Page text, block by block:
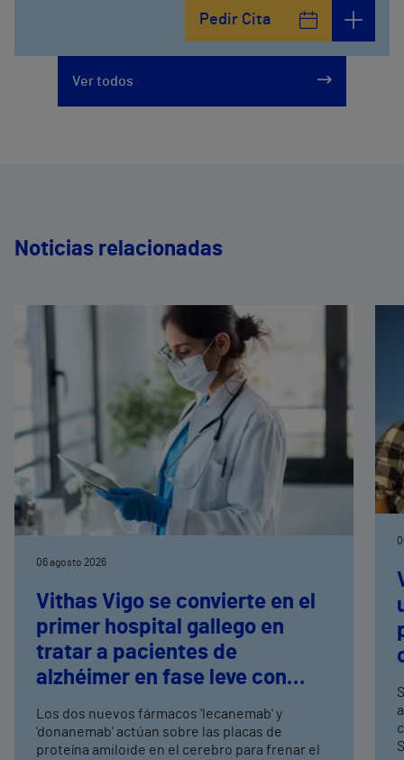
Pedir Cita
Ver todos
Noticias relacionadas
06 agosto 2026
Vithas Vigo se convierte en el
primer hospital gallego en
tratar a pacientes de
alzhéimer en fase leve con
terapias antiamiloide
Los dos nuevos fármacos 'lecanemab' y
'donanemab' actúan sobre las placas de
proteína amiloide en el cerebro para frenar el